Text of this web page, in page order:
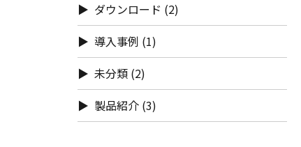
ダウンロード (2)
導入事例 (1)
未分類 (2)
製品紹介 (3)